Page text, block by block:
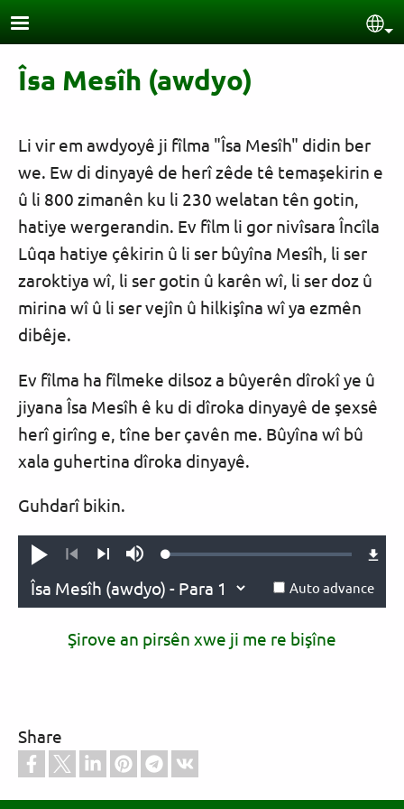
Skip to main content
Îsa Mesîh (awdyo)
Li vir em awdyoyê ji fîlma "Îsa Mesîh" didin ber
we. Ew di dinyayê de herî zêde tê temaşekirin e
û li 800 zimanên ku li 230 welatan tên gotin,
hatiye wergerandin. Ev fîlm li gor nivîsara Încîla
Lûqa hatiye çêkirin û li ser bûyîna Mesîh, li ser
zaroktiya wî, li ser gotin û karên wî, li ser doz û
mirina wî û li ser vejîn û hilkişîna wî ya ezmên
dibêje.
Ev fîlma ha fîlmeke dilsoz a bûyerên dîrokî ye û
jiyana Îsa Mesîh ê ku di dîroka dinyayê de şexsê
herî girîng e, tîne ber çavên me. Bûyîna wî bû
xala guhertina dîroka dinyayê.
Guhdarî bikin.
Vêxîne
PreviousNext
MuteLoaded:
Auto advance
Şirove an pirsên xwe ji me re bişîne
Share